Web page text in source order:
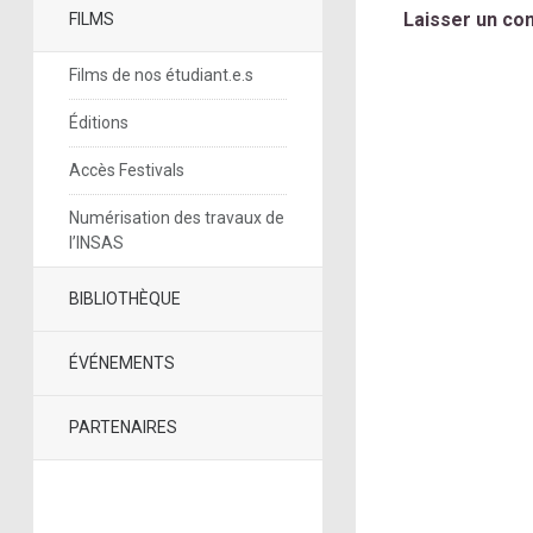
FILMS
Films de nos étudiant.e.s
Éditions
Accès Festivals
Numérisation des travaux de
l’INSAS
BIBLIOTHÈQUE
ÉVÉNEMENTS
PARTENAIRES
Laisser un